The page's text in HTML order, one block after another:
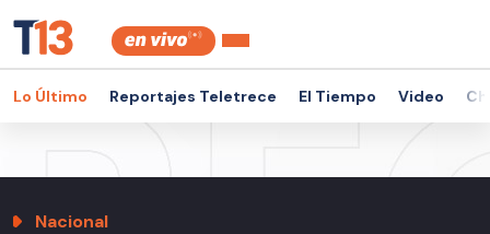
Lo Último Reportajes Teletrece El Tiempo Video
Nacional